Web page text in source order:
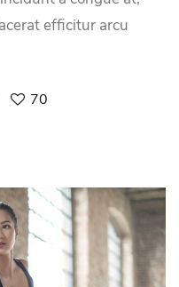
efficitur arcu
70